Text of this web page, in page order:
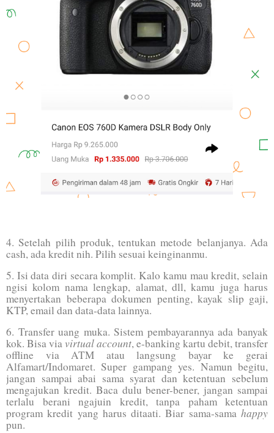
4. Setelah pilih produk, tentukan metode belanjanya. Ada
cash, ada kredit nih. Pilih sesuai keinginanmu.
5. Isi data diri secara komplit. Kalo kamu mau kredit, selain
ngisi kolom nama lengkap, alamat, dll, kamu juga harus
menyertakan beberapa dokumen penting, kayak slip gaji,
KTP, email dan data-data lainnya.
6. Transfer uang muka. Sistem pembayarannya ada banyak
kok. Bisa via virtual account, e-banking kartu debit, transfer
offline via ATM atau langsung bayar ke gerai
Alfamart/Indomaret. Super gampang yes. Namun begitu,
jangan sampai abai sama syarat dan ketentuan sebelum
mengajukan kredit. Baca dulu bener-bener, jangan sampai
terlalu berani ngajuin kredit, tanpa paham ketentuan
program kredit yang harus ditaati. Biar sama-sama happy
pun.